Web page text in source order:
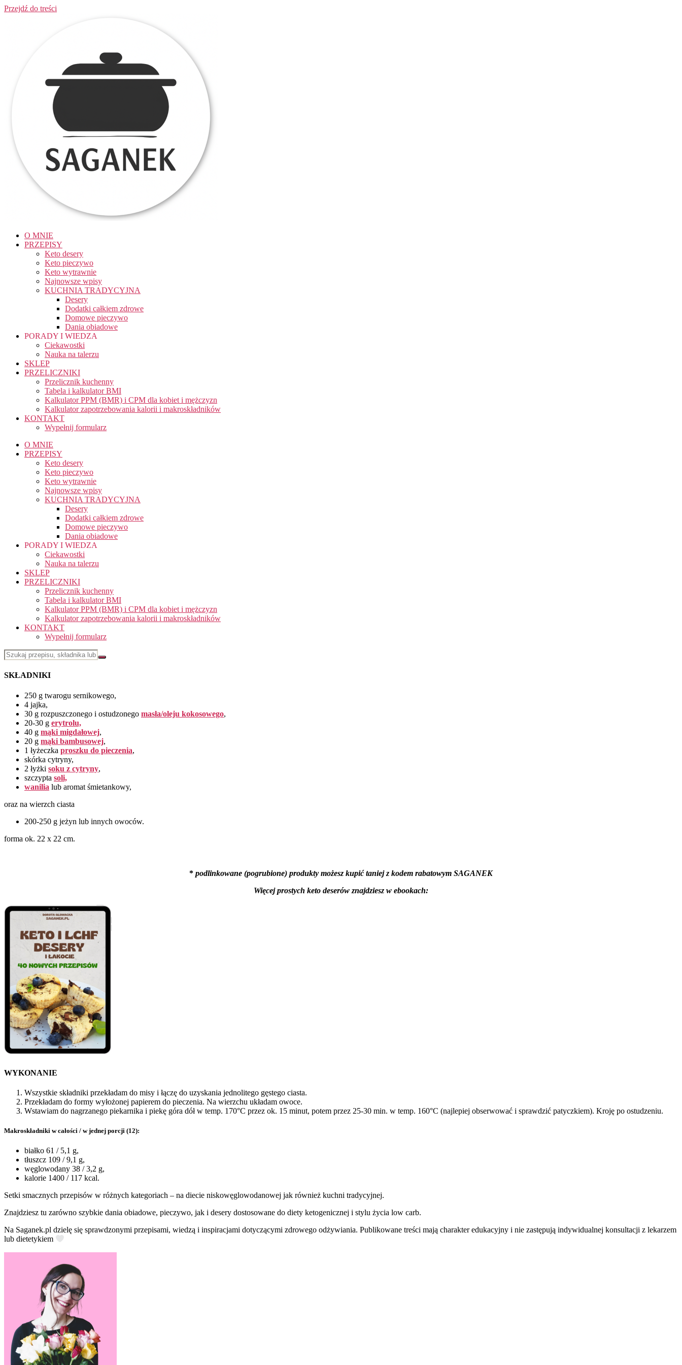
Przejdź do treści
O MNIE
PRZEPISY
Keto desery
Keto pieczywo
Keto wytrawnie
Najnowsze wpisy
KUCHNIA TRADYCYJNA
Desery
Dodatki całkiem zdrowe
Domowe pieczywo
Dania obiadowe
PORADY I WIEDZA
Ciekawostki
Nauka na talerzu
SKLEP
PRZELICZNIKI
Przelicznik kuchenny
Tabela i kalkulator BMI
Kalkulator PPM (BMR) i CPM dla kobiet i mężczyzn
Kalkulator zapotrzebowania kalorii i makroskładników
KONTAKT
Wypełnij formularz
O MNIE
PRZEPISY
Keto desery
Keto pieczywo
Keto wytrawnie
Najnowsze wpisy
KUCHNIA TRADYCYJNA
Desery
Dodatki całkiem zdrowe
Domowe pieczywo
Dania obiadowe
PORADY I WIEDZA
Ciekawostki
Nauka na talerzu
SKLEP
PRZELICZNIKI
Przelicznik kuchenny
Tabela i kalkulator BMI
Kalkulator PPM (BMR) i CPM dla kobiet i mężczyzn
Kalkulator zapotrzebowania kalorii i makroskładników
KONTAKT
Wypełnij formularz
SKŁADNIKI
250 g twarogu sernikowego,
4 jajka,
30 g rozpuszczonego i ostudzonego masła/oleju kokosowego,
20-30 g erytrolu,
40 g mąki migdałowej,
20 g mąki bambusowej,
1 łyżeczka proszku do pieczenia,
skórka cytryny,
2 łyżki soku z cytryny,
szczypta soli,
wanilia lub aromat śmietankowy,
oraz na wierzch ciasta
200-250 g jeżyn lub innych owoców.
forma ok. 22 x 22 cm.
* podlinkowane (pogrubione) produkty możesz kupić taniej z kodem rabatowym SAGANEK
Więcej prostych keto deserów znajdziesz w ebookach:
WYKONANIE
Wszystkie składniki przekładam do misy i łączę do uzyskania jednolitego gęstego ciasta.
Przekładam do formy wyłożonej papierem do pieczenia. Na wierzchu układam owoce.
Wstawiam do nagrzanego piekarnika i piekę góra dół w temp. 170°C przez ok. 15 minut, potem przez 25-30 min. w temp. 160°C (najlepiej obserwować i sprawdzić patyczkiem). Kroję po ostudzeniu.
Makroskładniki w całości / w jednej porcji (12):
białko 61 / 5,1 g,
tłuszcz 109 / 9,1 g,
węglowodany 38 / 3,2 g,
kalorie 1400 / 117 kcal.
Setki smacznych przepisów w różnych kategoriach – na diecie niskowęglowodanowej jak również kuchni tradycyjnej.
Znajdziesz tu zarówno szybkie dania obiadowe, pieczywo, jak i desery dostosowane do diety ketogenicznej i stylu życia low carb.
Na Saganek.pl dzielę się sprawdzonymi przepisami, wiedzą i inspiracjami dotyczącymi zdrowego odżywiania. Publikowane treści mają charakter edukacyjny i nie zastępują indywidualnej konsultacji z lekarzem
lub dietetykiem